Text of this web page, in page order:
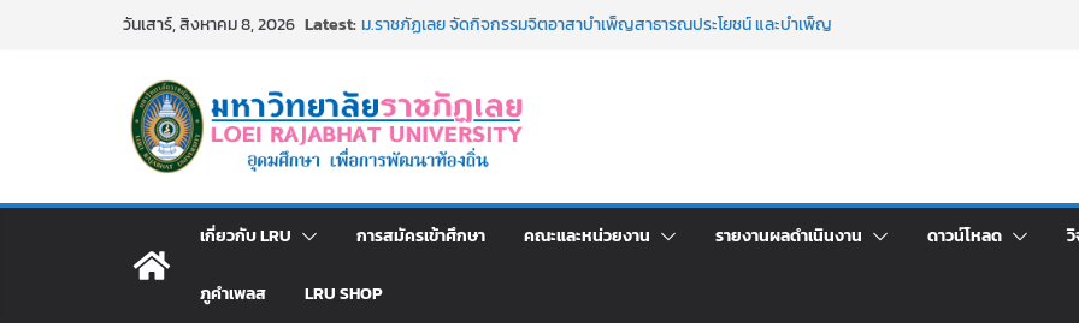
วันเสาร์, สิงหาคม 8, 2026 Latest:ม.ราชภัฏเลย จัดกิจกรรมจิตอาสาบำเพ็ญสาธารณประโยชน์ และบำเพ็ญ
มหาวิทยาลัยราชภัฏเลย ด้วยเงินนอกงบประมาณ ประเภทเงินรายได้
ม.ราชภัฏเลย จัดมหกรรมวิชาการ เปิดบ้าน LRU ครั้งที่ 4 เปิดให้นักเรียน
มัธยมปลายค้นหาสาขาวิชาในฝัน สู่อนาคตที่ใช่
อธิการบดี มรภ.เลย ร่วมประชุมชี้แจงกับคณะอนุกรรมาธิการ ประจำ
ประกาศผู้ชนะการเสนอราคา จ้างทำปกปริญญาบัตร จำนวน ๑,๙๗๒ ชุด
โดยวิธีเฉพาะเจาะจง
เกี่ยวกับ LRU การสมัครเข้าศึกษา คณะและหน่วยงาน รายงานผลดำเนินงาน ดาวน์โหลด
ภูคำเพลส LRU SHOP